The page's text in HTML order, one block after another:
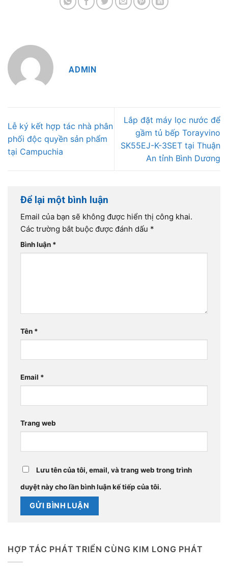
ADMIN
Lễ ký kết hợp tác nhà phân
phối độc quyền sản phẩm
tại Campuchia
Lắp đặt máy lọc nước để
gầm tủ bếp Torayvino
SK55EJ-K-3SET tại Thuận
An tỉnh Bình Dương
Để lại một bình luận
Email của bạn sẽ không được hiển thị công khai.
Các trường bắt buộc được đánh dấu *
Bình luận *
Tên *
Email *
Trang web
Lưu tên của tôi, email, và trang web trong trình
duyệt này cho lần bình luận kế tiếp của tôi.
HỢP TÁC PHÁT TRIỂN CÙNG KIM LONG PHÁT